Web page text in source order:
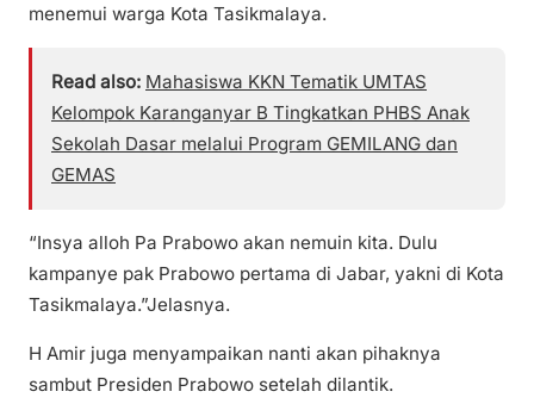
menemui warga Kota Tasikmalaya.
Read also: Mahasiswa KKN Tematik UMTAS
Kelompok Karanganyar B Tingkatkan PHBS Anak
Sekolah Dasar melalui Program GEMILANG dan
GEMAS
“Insya alloh Pa Prabowo akan nemuin kita. Dulu
kampanye pak Prabowo pertama di Jabar, yakni di Kota
Tasikmalaya.”Jelasnya.
H Amir juga menyampaikan nanti akan pihaknya
sambut Presiden Prabowo setelah dilantik.